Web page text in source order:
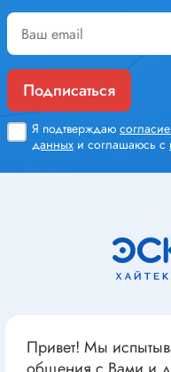
Подписаться
Я подтверждаю
данных и соглашаюсь с
Привет! Мы